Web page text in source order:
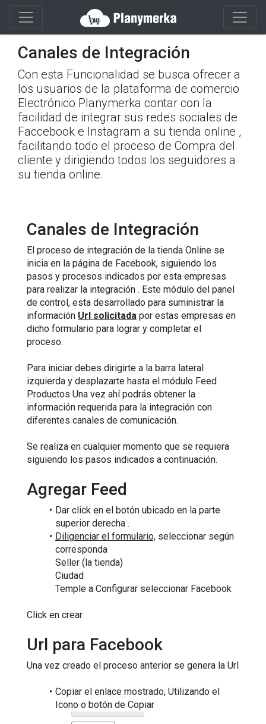
Canales de Integración
Con esta Funcionalidad se busca ofrecer a
los usuarios de la plataforma de comercio
Electrónico Planymerka contar con la
facilidad de integrar sus redes sociales de
Faccebook e Instagram a su tienda online ,
facilitando todo el proceso de Compra del
cliente y dirigiendo todos los seguidores a
su tienda online.
Canales de Integración
El proceso de integración de la tienda Online se
inicia en la página de Facebook, siguiendo los
pasos y procesos indicados por esta empresas
para realizar la integración . Este módulo del panel
de control, esta desarrollado para suministrar la
información Url solicitada por estas empresas en
dicho formulario para lograr y completar el
proceso.
Para iniciar debes dirigirte a la barra lateral
izquierda y desplazarte hasta el módulo Feed
Productos Una vez ahí podrás obtener la
información requerida para la integración con
diferentes canales de comunicación.
Se realiza en cualquier momento que se requiera
siguiendo los pasos indicados a continuación.
Agregar Feed
Dar click en el botón ubicado en la parte
superior derecha .
Diligenciar el formulario, seleccionar según
corresponda
Seller (la tienda)
Ciudad
Temple a Configurar seleccionar Facebook
Click en crear
Url para Facebook
Copiar el enlace mostrado, Utilizando el
Icono o botón de Copiar